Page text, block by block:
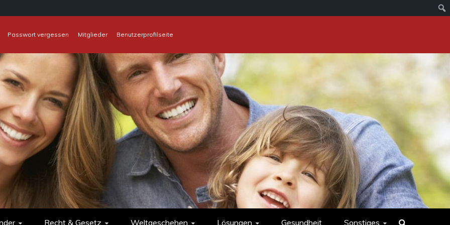
Passwort vergessen Mitglieder
Benutzerprofilseite
Recht & Gesetz Weltgeschehen Lösungen Gesundheit Sonstiges